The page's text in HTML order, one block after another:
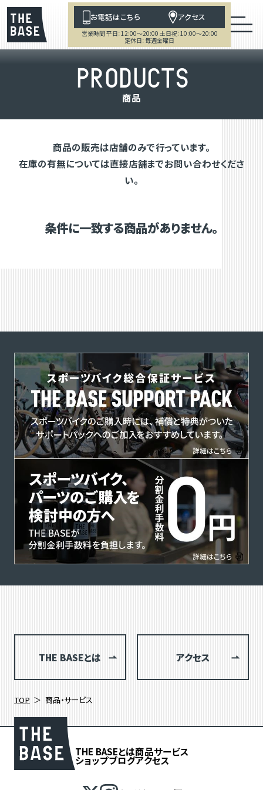
お電話はこちら アクセス
営業時間 平日：12:00～20:00 土日祝：10:00～20:00
定休日：毎週金曜日
PRODUCTS
商品
商品の販売は店舗のみで行っています。
在庫の有無については直接店舗までお問い合わせくださ
い。
条件に一致する商品がありません。
THE BASEとは アクセス
TOP 商品・サービス
THE BASEとは商品サービス
ショップブログアクセス